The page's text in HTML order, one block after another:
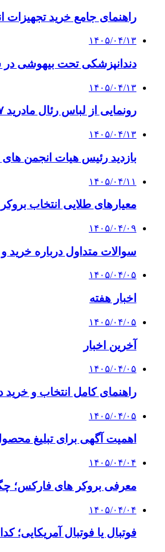
راهنمای جامع خرید تجهیزات
۱۴۰۵/۰۴/۱۳
دندانپزشکی تحت بیهوشی
۱۴۰۵/۰۴/۱۳
رونمایی از لباس رئال مادرید ۲۰۲۷ | نقد و بررسی
۱۴۰۵/۰۴/۱۳
بازدید رئیس هیات انجمن های
۱۴۰۵/۰۴/۱۱
معیارهای طلایی انتخاب بروکر فارکس در سال ۲۰۲۶؛
۱۴۰۵/۰۴/۰۹
سوالات متداول درباره
۱۴۰۵/۰۴/۰۵
اخبار هفته
۱۴۰۵/۰۴/۰۵
آخرین اخبار
۱۴۰۵/۰۴/۰۵
راهنمای کامل انتخاب و
۱۴۰۵/۰۴/۰۵
اهمیت آگهی برای تبلیغ
۱۴۰۵/۰۴/۰۴
معرفی بروکر های فارکس؛
۱۴۰۵/۰۴/۰۴
فوتبال یا فوتبال